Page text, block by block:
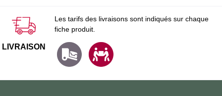
LIVRAISON
Les tarifs des livraisons sont indiqués sur chaque
fiche produit.